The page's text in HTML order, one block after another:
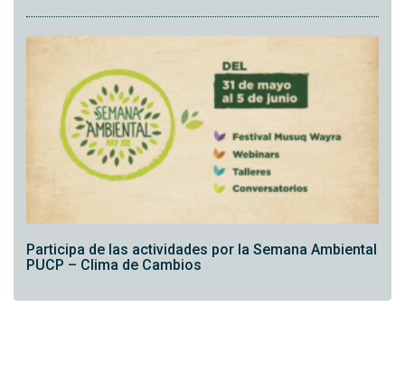
Participa de las actividades por la Semana Ambiental
PUCP – Clima de Cambios